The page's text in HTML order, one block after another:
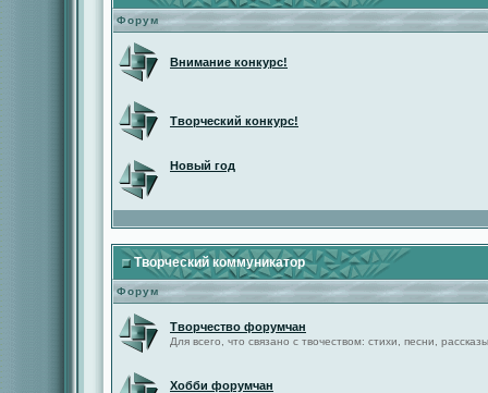
Форум
Внимание конкурс!
Творческий конкурс!
Новый год
Творческий коммуникатор
Форум
Творчество форумчан
Для всего, что связано с твочеством: стихи, песни,
Хобби форумчан